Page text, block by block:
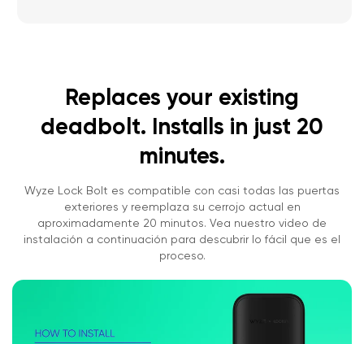
Replaces your existing
deadbolt. Installs in just 20
minutes.
Wyze Lock Bolt es compatible con casi todas las puertas
exteriores y reemplaza su cerrojo actual en
aproximadamente 20 minutos. Vea nuestro video de
instalación a continuación para descubrir lo fácil que es el
proceso.